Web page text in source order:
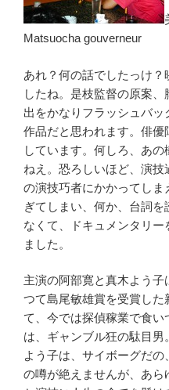
Matsuocha gouverneur
あれ？何の話でしたっけ
したね。是枝監督の原案
出をかなりフラッシュバ
作品だと思われます。俳優
しています。何しろ、あ
ねえ。恐ろしいほど、演
の演技巧者にかかってしま
ぎてしまい、何か、台詞
なくて、ドキュメンタリ
ました。
主演の阿部寛と真木よう
つて島尾敏雄賞を受賞し
て、今では探偵稼業で食
は、ギャンブル狂の駄目
よう子は、サイボーグだ
の噂が絶えませんが、あ